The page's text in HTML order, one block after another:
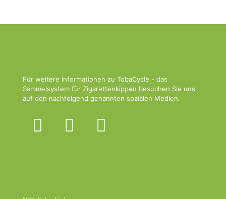
Für weitere Informationen zu TobaCycle - das
Sammelsystem für Zigarettenkippen besuchen Sie uns
auf den nachfolgend genannten sozialen Medien.